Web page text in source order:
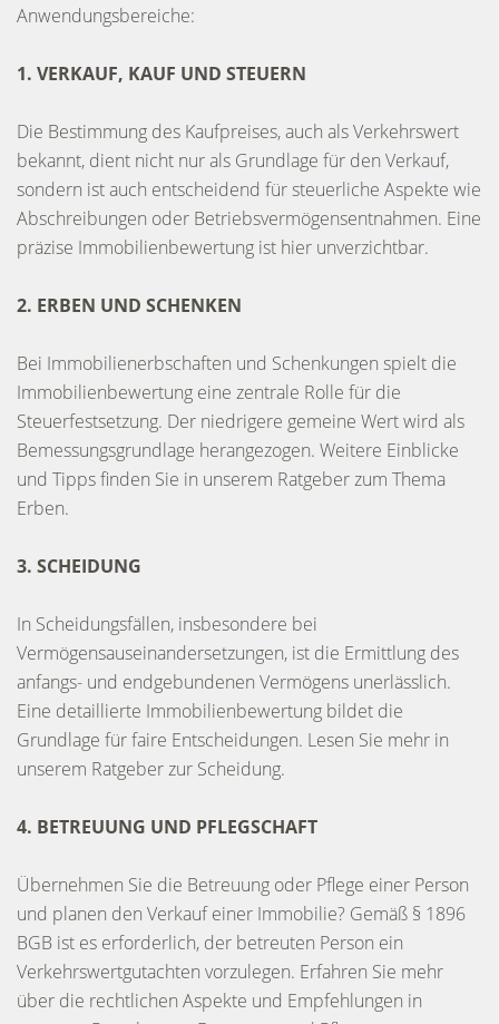
Anwendungsbereiche:
1. VERKAUF, KAUF UND STEUERN
Die Bestimmung des Kaufpreises, auch als Verkehrswert
bekannt, dient nicht nur als Grundlage für den Verkauf,
sondern ist auch entscheidend für steuerliche Aspekte wie
Abschreibungen oder Betriebsvermögensentnahmen. Eine
präzise Immobilienbewertung ist hier unverzichtbar.
2. ERBEN UND SCHENKEN
Bei Immobilienerbschaften und Schenkungen spielt die
Immobilienbewertung eine zentrale Rolle für die
Steuerfestsetzung. Der niedrigere gemeine Wert wird als
Bemessungsgrundlage herangezogen. Weitere Einblicke
und Tipps finden Sie in unserem Ratgeber zum Thema
Erben.
3. SCHEIDUNG
In Scheidungsfällen, insbesondere bei
Vermögensauseinandersetzungen, ist die Ermittlung des
anfangs- und endgebundenen Vermögens unerlässlich.
Eine detaillierte Immobilienbewertung bildet die
Grundlage für faire Entscheidungen. Lesen Sie mehr in
unserem Ratgeber zur Scheidung.
4. BETREUUNG UND PFLEGSCHAFT
Übernehmen Sie die Betreuung oder Pflege einer Person
und planen den Verkauf einer Immobilie? Gemäß § 1896
BGB ist es erforderlich, der betreuten Person ein
Verkehrswertgutachten vorzulegen. Erfahren Sie mehr
über die rechtlichen Aspekte und Empfehlungen in